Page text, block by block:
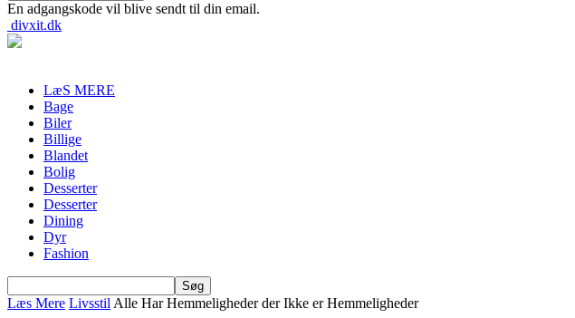
En adgangskode vil blive sendt til din email.
divxit.dk
LæS MERE
Bage
Biler
Billige
Blandet
Bolig
Desserter
Desserter
Dining
Dyr
Fashion
Læs Mere Livsstil Alle Har Hemmeligheder der Ikke er Hemmeligheder